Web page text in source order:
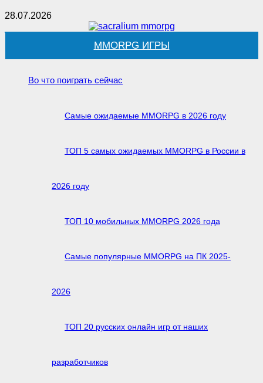
28.07.2026
MMORPG ИГРЫ
Во что поиграть сейчас
Самые ожидаемые MMORPG в 2026 году
ТОП 5 самых ожидаемых MMORPG в России в
2026 году
ТОП 10 мобильных MMORPG 2026 года
Самые популярные MMORPG на ПК 2025-
2026
ТОП 20 русских онлайн игр от наших
разработчиков